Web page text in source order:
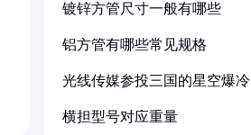
镀锌方管尺寸一般有哪些
铝方管有哪些常见规格
光线传媒参投三国的星空爆冷
横担型号对应重量